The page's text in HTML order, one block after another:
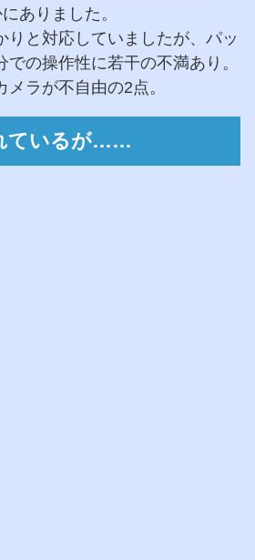
ありました。
りと対応していましたが、パッ
での操作性に若干の不満あり。
ラが不自由の2点。
ているが……